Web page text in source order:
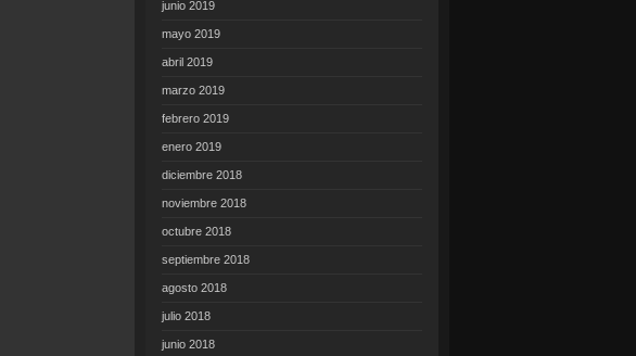
junio 2019
mayo 2019
abril 2019
marzo 2019
febrero 2019
enero 2019
diciembre 2018
noviembre 2018
octubre 2018
septiembre 2018
agosto 2018
julio 2018
junio 2018